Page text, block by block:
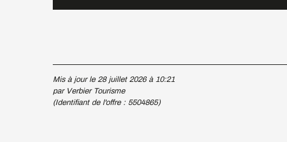
Mis à jour le 28 juillet 2026 à 10:21
par Verbier Tourisme
(Identifiant de l'offre : 5504865)